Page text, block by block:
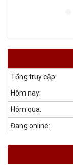
Tổng truy cập:
Hôm nay:
Hôm qua:
Đang online: